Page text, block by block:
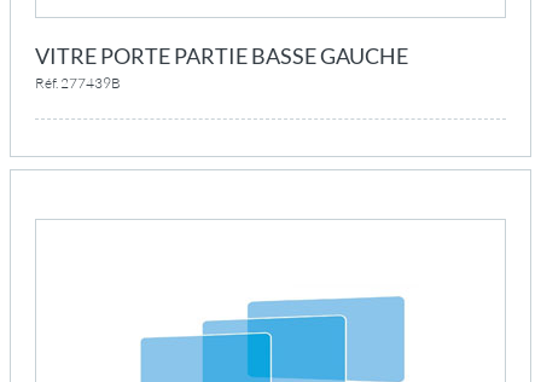
VITRE PORTE PARTIE BASSE GAUCHE
Réf. 277439B